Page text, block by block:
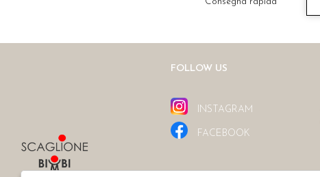
FOLLOW US
INSTAGRAM
FACEBOOK